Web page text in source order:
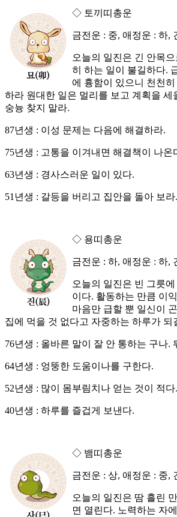
◇ 토끼띠총운
금전운 : 중, 애정운 : 하,
오늘의 일진은 긴 안목
히 하는 일이 불길하다.
에 흉함이 있으니 천천
하라 원대한 일은 멀리를 보고 계획을 세
숭늉 찾지 말라.
87년생 : 이성 문제는 다음에 해결하라.
75년생 : 고통을 이겨내면 해결책이 나온
63년생 : 경사스러운 일이 있다.
51년생 : 갈등을 버리고 집안을 돌아 보라.
◇ 용띠총운
금전운 : 하, 애정운 : 하,
오늘의 일진은 빈 그릇
이다. 활동하는 만큼 이
마음만 급할 뿐 일신이
집에 먹을 것 없다고 자중하는 하루가 되
76년생 : 올바른 말이 잘 안 통하는 구나.
64년생 : 엉뚱한 도움이나를 구한다.
52년생 : 많이 몸부림치나 얻는 것이 적다.
40년생 : 하루를 즐겁게 보낸다.
◇ 뱀띠총운
금전운 : 상, 애정운 : 중,
오늘의 일진은 땀 흘린
면 열린다. 노력하는 자